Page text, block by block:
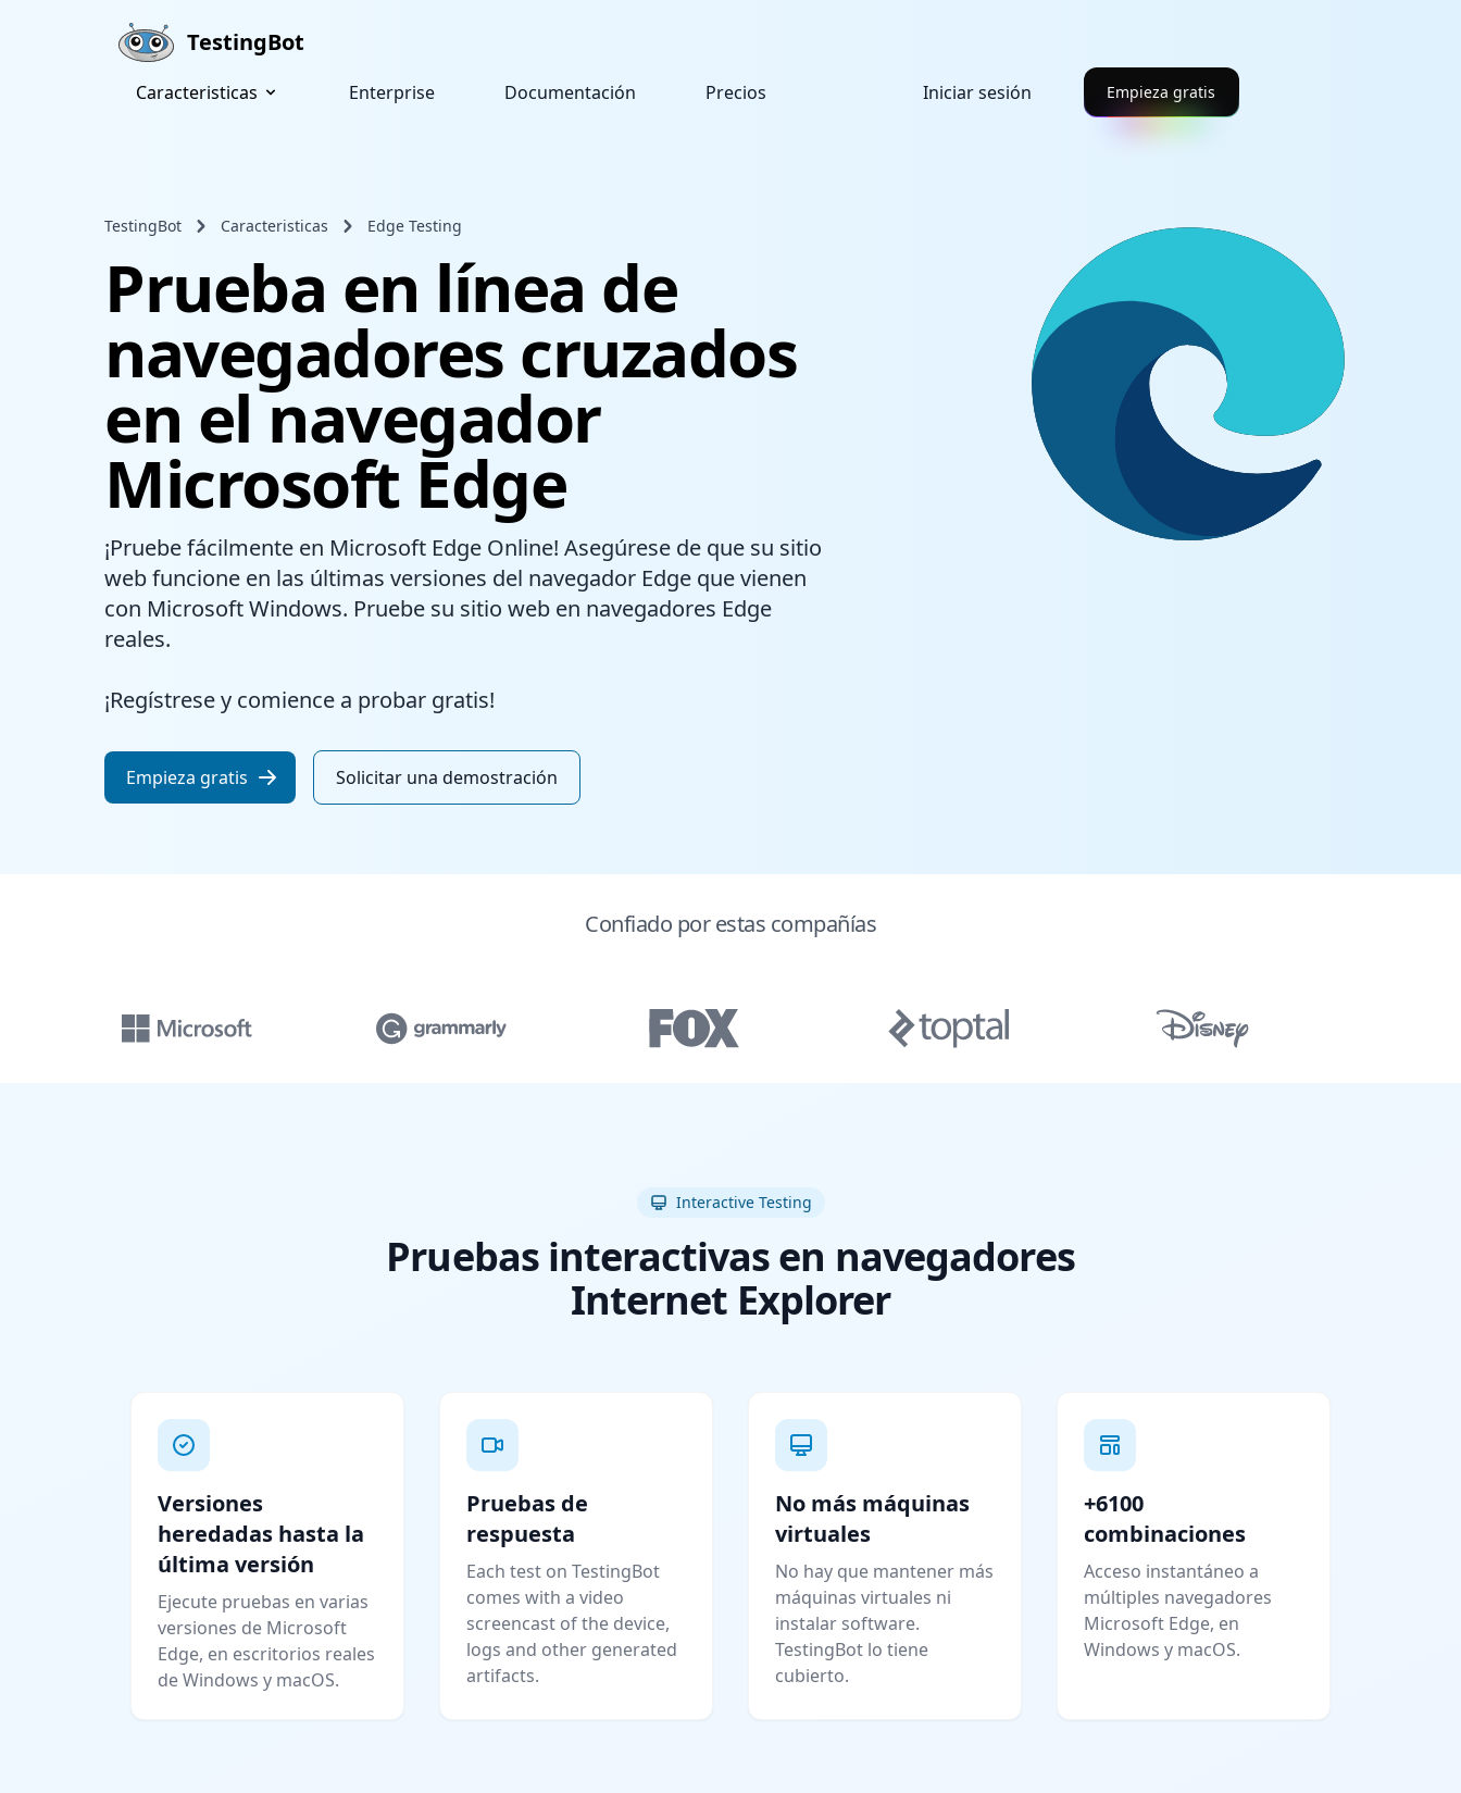
TestingBot
Caracteristicas Enterprise Documentación Precios Iniciar sesión Empieza gratis
TestingBot Caracteristicas Edge Testing
Prueba en línea de
navegadores cruzados
en el navegador
Microsoft Edge
¡Pruebe fácilmente en Microsoft Edge Online! Asegúrese de que su sitio
web funcione en las últimas versiones del navegador Edge que vienen
con Microsoft Windows. Pruebe su sitio web en navegadores Edge
reales.
¡Regístrese y comience a probar gratis!
Empieza gratis Solicitar una demostración
Confiado por estas compañías
Interactive Testing
Pruebas interactivas en navegadores
Internet Explorer
Versiones
heredadas hasta la
última versión
Ejecute pruebas en varias
versiones de Microsoft
Edge, en escritorios reales
de Windows y macOS.
Pruebas de
respuesta
Each test on TestingBot
comes with a video
screencast of the device,
logs and other generated
artifacts.
No más máquinas
virtuales
No hay que mantener más
máquinas virtuales ni
instalar software.
TestingBot lo tiene
cubierto.
+6100
combinaciones
Acceso instantáneo a
múltiples navegadores
Microsoft Edge, en
Windows y macOS.